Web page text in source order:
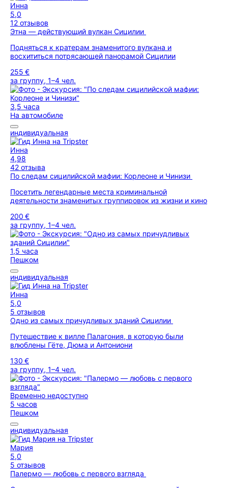
Инна
5,0
12 отзывов
Этна — действующий вулкан Сицилии
Подняться к кратерам знаменитого вулкана и
восхититься потрясающей панорамой Сицилии
255 €
за группу, 1–4 чел.
3,5 часа
На автомобиле
индивидуальная
Инна
4,98
42 отзыва
По следам сицилийской мафии: Корлеоне и Чинизи
Посетить легендарные места криминальной
деятельности знаменитых группировок из жизни и кино
200 €
за группу, 1–4 чел.
1,5 часа
Пешком
индивидуальная
Инна
5,0
5 отзывов
Одно из самых причудливых зданий Сицилии
Путешествие к вилле Палагония, в которую были
влюблены Гёте, Дюма и Антониони
130 €
за группу, 1–4 чел.
Временно недоступно
5 часов
Пешком
индивидуальная
Мария
5,0
5 отзывов
Палермо — любовь с первого взгляда